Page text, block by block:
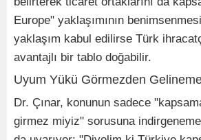
Europe" yaklaşımının
yaklaşım kabul edilirse Türk
avantajlı bir tablo doğabilir.
Uyum Yükü Görmezden
Dr. Çınar, konunun sadece
girmez miyiz" sorusuna